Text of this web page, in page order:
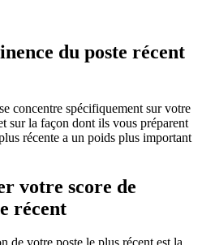
du poste récent
concentre spécifiquement sur votre
sur la façon dont ils vous préparent
récente a un poids plus important
votre score de
récent